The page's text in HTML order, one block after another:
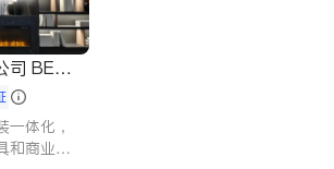
一体化，
和商业空